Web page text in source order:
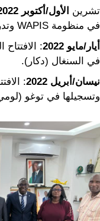
تشرين الأول/أكتوبر 2022
في منظومة WAPIS وتدريب 750 موظفا على استخدامها.
أيار/مايو 2022
:
في السنغال (دكار).
نيسان/أبريل 2022
:
وتسجيلها في توغو